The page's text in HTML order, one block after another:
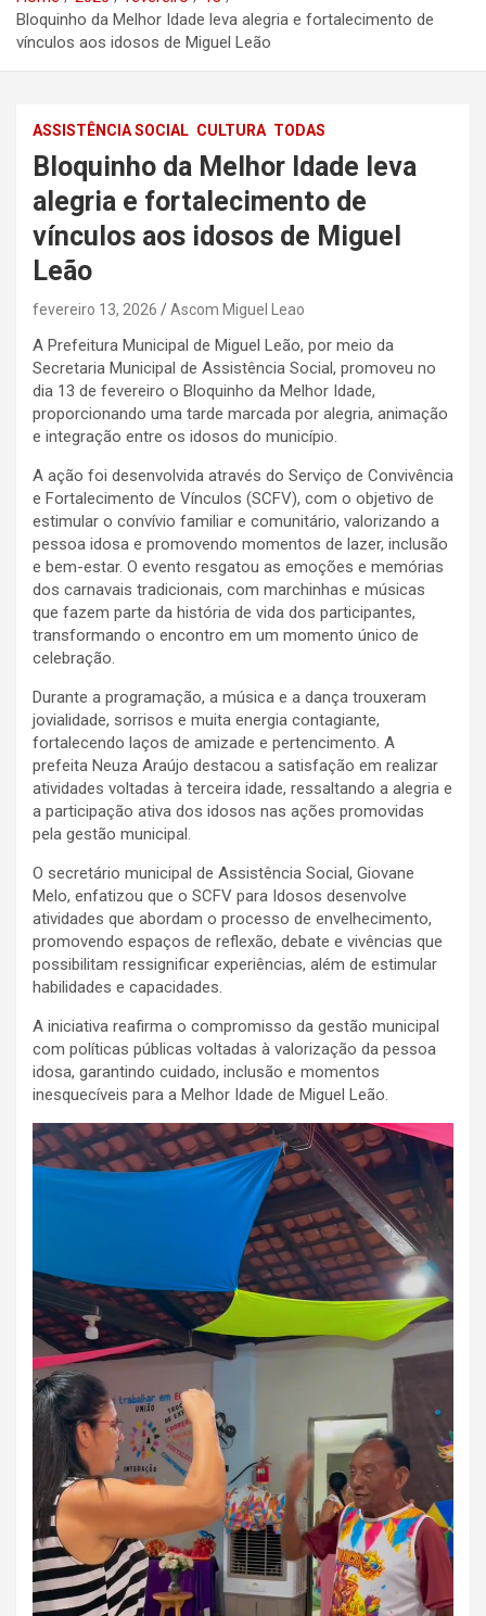
Bloquinho da Melhor Idade leva alegria e fortalecimento de
vínculos aos idosos de Miguel Leão
ASSISTÊNCIA SOCIAL CULTURA TODAS
Bloquinho da Melhor Idade leva
alegria e fortalecimento de
vínculos aos idosos de Miguel
Leão
fevereiro 13, 2026 Ascom Miguel Leao
A Prefeitura Municipal de Miguel Leão, por meio da
Secretaria Municipal de Assistência Social, promoveu no
dia 13 de fevereiro o Bloquinho da Melhor Idade,
proporcionando uma tarde marcada por alegria, animação
e integração entre os idosos do município.
A ação foi desenvolvida através do Serviço de Convivência
e Fortalecimento de Vínculos (SCFV), com o objetivo de
estimular o convívio familiar e comunitário, valorizando a
pessoa idosa e promovendo momentos de lazer, inclusão
e bem-estar. O evento resgatou as emoções e memórias
dos carnavais tradicionais, com marchinhas e músicas
que fazem parte da história de vida dos participantes,
transformando o encontro em um momento único de
celebração.
Durante a programação, a música e a dança trouxeram
jovialidade, sorrisos e muita energia contagiante,
fortalecendo laços de amizade e pertencimento. A
prefeita Neuza Araújo destacou a satisfação em realizar
atividades voltadas à terceira idade, ressaltando a alegria e
a participação ativa dos idosos nas ações promovidas
pela gestão municipal.
O secretário municipal de Assistência Social, Giovane
Melo, enfatizou que o SCFV para Idosos desenvolve
atividades que abordam o processo de envelhecimento,
promovendo espaços de reflexão, debate e vivências que
possibilitam ressignificar experiências, além de estimular
habilidades e capacidades.
A iniciativa reafirma o compromisso da gestão municipal
com políticas públicas voltadas à valorização da pessoa
idosa, garantindo cuidado, inclusão e momentos
inesquecíveis para a Melhor Idade de Miguel Leão.